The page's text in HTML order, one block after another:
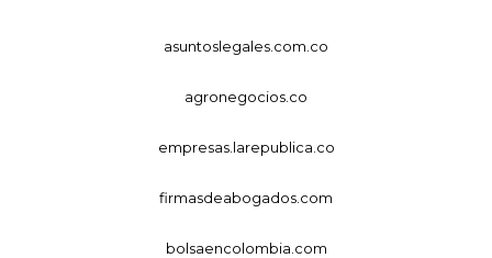
asuntoslegales.com.co
agronegocios.co
empresas.larepublica.co
firmasdeabogados.com
bolsaencolombia.com